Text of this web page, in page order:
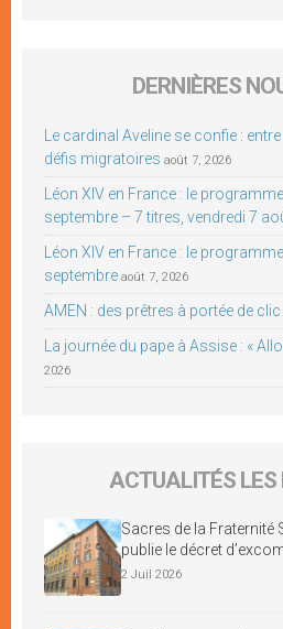
DERNIÈRES
Le cardinal Aveline se confie :
défis migratoires août 7, 2026
Léon XIV en France : le
septembre – 7 titres, vendredi 7
Léon XIV en France : le
septembre août 7, 2026
AMEN : des prêtres à portée de clic
La journée du pape à Assise : «
2026
ACTUALITÉS LES
Sacres de la Fraternité
publie le décret
2 Juil 2026